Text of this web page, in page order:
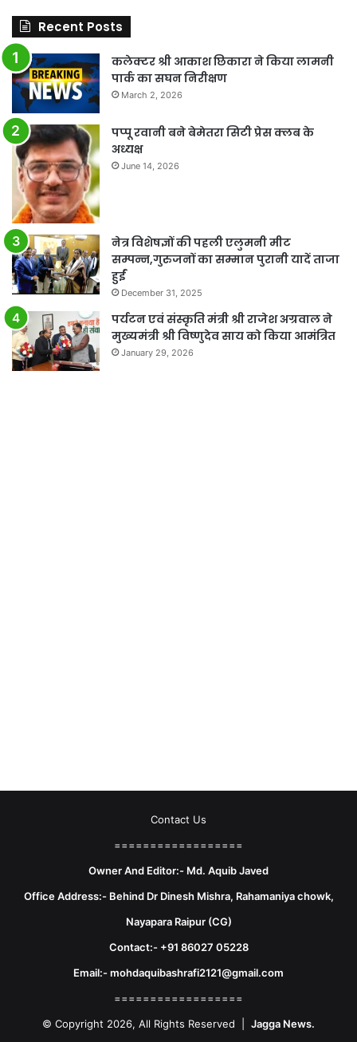
Recent Posts
कलेक्टर श्री आकाश छिकारा ने किया लामनी
पार्क का सघन निरीक्षण
March 2, 2026
पप्पू रवानी बने बेमेतरा सिटी प्रेस क्लब के
अध्यक्ष
June 14, 2026
नेत्र विशेषज्ञों की पहली एलुमनी मीट
सम्पन्न,गुरुजनों का सम्मान पुरानी यादें ताजा
हुईं
December 31, 2025
पर्यटन एवं संस्कृति मंत्री श्री राजेश अग्रवाल ने
मुख्यमंत्री श्री विष्णुदेव साय को किया आमंत्रित
January 29, 2026
Contact Us
==================
Owner And Editor:- Md. Aquib Javed
Office Address:- Behind Dr Dinesh Mishra, Rahamaniya chowk,
Nayapara Raipur (CG)
Contact:- +91 86027 05228
Email:- mohdaquibashrafi2121@gmail.com
==================
© Copyright 2026, All Rights Reserved | Jagga News.